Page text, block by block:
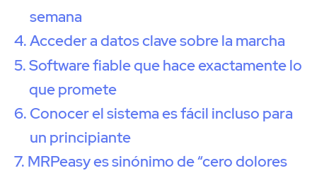
semana
Acceder a datos clave sobre la marcha
Software fiable que hace exactamente lo
que promete
Conocer el sistema es fácil incluso para
un principiante
MRPeasy es sinónimo de “cero dolores